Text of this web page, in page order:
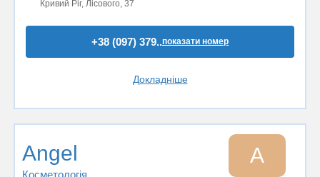
Кривий Ріг, Лісового, 37
+38 (097) 379..показати номер
Докладніше
Angel
Косметологія
A